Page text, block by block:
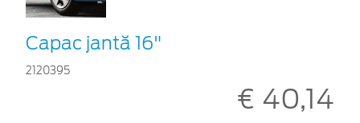
Capac jantă 16"
2120395
€ 40,14